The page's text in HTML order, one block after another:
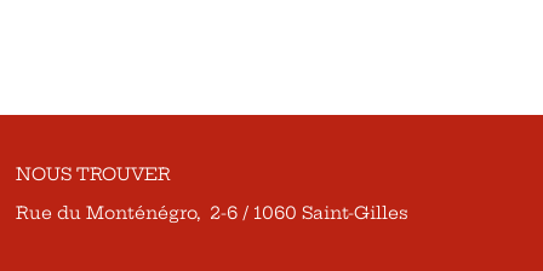
NOUS TROUVER
Rue du Monténégro, 2-6 / 1060 Saint-Gilles